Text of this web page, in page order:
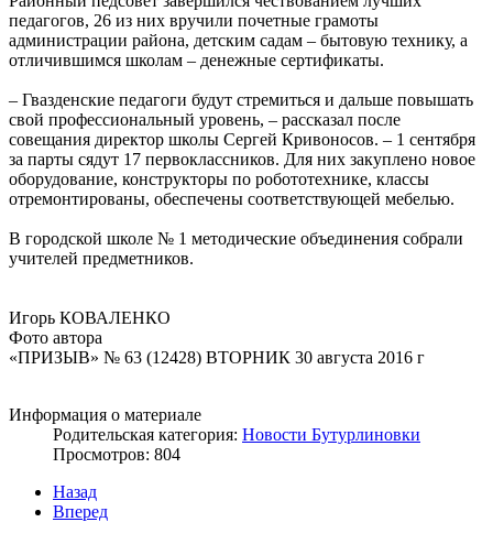
педагогов, 26 из них вручили почетные грамоты
администрации района, детским садам – бытовую технику, а
отличившимся школам – денежные сертификаты.
– Гвазденские педагоги будут стремиться и дальше повышать
свой профессиональный уровень, – рассказал после
совещания директор школы Сергей Кривоносов. – 1 сентября
за парты сядут 17 первоклассников. Для них закуплено новое
оборудование, конструкторы по робототехнике, классы
отремонтированы, обеспечены соответствующей мебелью.
В городской школе № 1 методические объединения собрали
учителей предметников.
Игорь КОВАЛЕНКО
Фото автора
«ПРИЗЫВ» № 63 (12428) ВТОРНИК 30 августа 2016 г
Информация о материале
Родительская категория: Новости Бутурлиновки
Просмотров: 804
Назад
Вперед